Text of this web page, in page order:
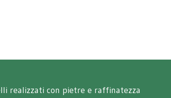
realizzati con pietre e raffinatezza